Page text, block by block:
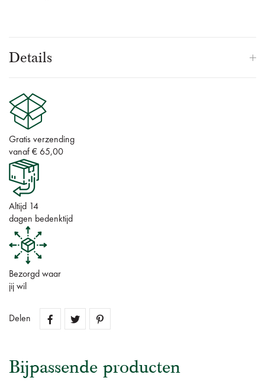
Details
Gratis verzending
vanaf € 65,00
Altijd 14
dagen bedenktijd
Bezorgd waar
jij wil
Delen
Bijpassende producten